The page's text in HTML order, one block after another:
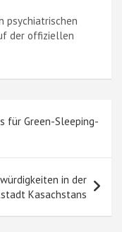
psychiatrischen
der offiziellen
für Green-Sleeping-
in der
Kasachstans